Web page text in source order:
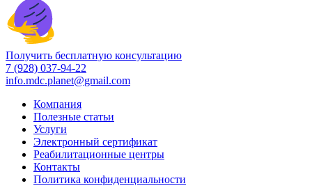
Получить бесплатную консультацию
7 (928) 037-94-22
info.mdc.planet@gmail.com
Компания
Полезные статьи
Услуги
Электронный сертификат
Реабилитационные центры
Контакты
Политика конфиденциальности